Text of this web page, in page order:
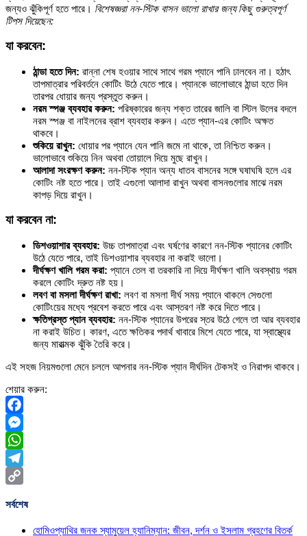
জন্যও ঝুঁকিপূর্ণ হতে পারে। বিশেষজ্ঞরা নন-স্টিক বাসন ভালো রাখার জন্য কিছু গুরুত্বপূর্ণ
টিপস দিয়েছেন:
যা করবেন:
ঠান্ডা হতে দিন: রান্না শেষ হওয়ার সাথে সাথে গরম প্যানে পানি ঢালবেন না। হঠাৎ
তাপমাত্রার পরিবর্তনে কোটিং উঠে যেতে পারে। প্যানকে ভালোভাবে ঠান্ডা হতে দিন
তারপর ধোয়ার জন্য প্রস্তুত করুন।
নরম স্পঞ্জ ব্যবহার করুন: পরিষ্কারের জন্য শক্ত তারের জালি বা স্টিল উলের বদলে
নরম স্পঞ্জ বা নাইলনের ব্রাশ ব্যবহার করুন। এতে প্যান-এর কোটিং অক্ষত
থাকবে।
শুকিয়ে রাখুন: ধোয়ার পর প্যানে যেন পানি জমে না থাকে, তা নিশ্চিত করুন।
ভালোভাবে শুকিয়ে নিন অথবা তোয়ালে দিয়ে মুছে রাখুন।
আলাদা সংরক্ষণ করুন: নন-স্টিক প্যান অন্য ধাতব বাসনের সঙ্গে ঘষাঘষি হলে এর
কোটিং নষ্ট হতে পারে। তাই এগুলো আলাদা রাখুন অথবা বাসনগুলোর মাঝে নরম
কাপড় দিয়ে রাখুন।
যা করবেন না:
ডিশওয়াশার ব্যবহার: উচ্চ তাপমাত্রা এবং ঘর্ষণের কারণে নন-স্টিক প্যানের কোটিং
উঠে যেতে পারে, তাই ডিশওয়াশার ব্যবহার না করাই ভালো।
দীর্ঘক্ষণ খালি গরম করা: প্যানে তেল বা তরকারি না দিয়ে দীর্ঘক্ষণ খালি অবস্থায় গরম
করলে কোটিং দ্রুত নষ্ট হয়।
লবণ বা মসলা দীর্ঘক্ষণ রাখা: লবণ বা মসলা দীর্ঘ সময় প্যানে থাকলে সেগুলো
কোটিংয়ের মধ্যে প্রবেশ করতে পারে এবং আস্তরণ নষ্ট করে দিতে পারে।
ক্ষতিগ্রস্ত প্যান ব্যবহার: নন-স্টিক প্যানের উপরের স্তর উঠে গেলে তা আর ব্যবহার
না করাই উচিত। কারণ, এতে ক্ষতিকর পদার্থ খাবারে মিশে যেতে পারে, যা স্বাস্থ্যের
জন্য মারাত্মক ঝুঁকি তৈরি করে।
এই সহজ নিয়মগুলো মেনে চললে আপনার নন-স্টিক প্যান দীর্ঘদিন টেকসই ও নিরাপদ থাকবে।
শেয়ার করুন:
Facebook
Messenger
WhatsApp
Telegram
Link
সর্বশেষ
হোমিওপ্যাথির জনক স্যামুয়েল হ্যানিম্যান: জীবন, দর্শন ও ইসলাম গ্রহণের বিতর্ক